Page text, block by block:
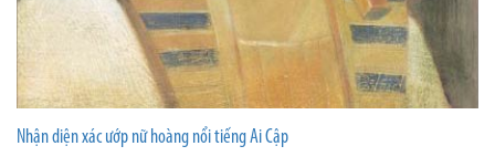
Nhận diện xác ướp nữ hoàng nổi tiếng Ai Cập